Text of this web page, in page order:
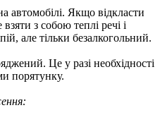
автомобілі. Якщо відкласти
з собою теплі речі і
але тільки безалкогольний.
Це у разі необхідності
порятунку.